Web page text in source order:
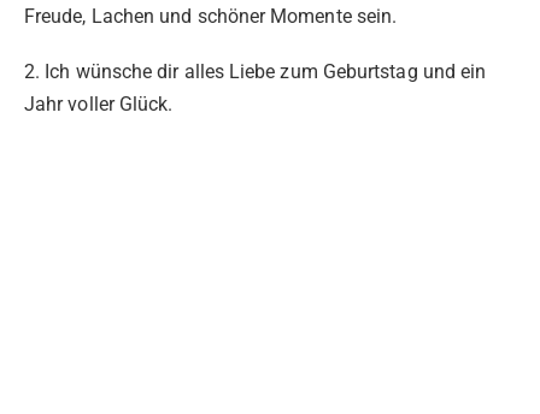
Freude, Lachen und schöner Momente sein.
2. Ich wünsche dir alles Liebe zum Geburtstag und ein
Jahr voller Glück.